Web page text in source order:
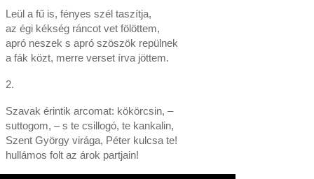
Leül a fű is, fényes szél taszítja,
az égi kékség ráncot vet fölöttem,
apró neszek s apró szöszök repülnek
a fák közt, merre verset írva jöttem.
2.
Szavak érintik arcomat: kökörcsin, –
suttogom, – s te csillogó, te kankalin,
Szent György virága, Péter kulcsa te!
hullámos folt az árok partjain!